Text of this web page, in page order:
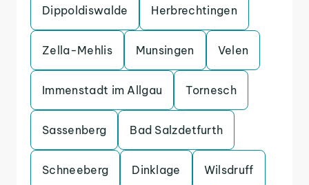
Dippoldiswalde Herbrechtingen
Zella-Mehlis Munsingen Velen
Immenstadt im Allgau Tornesch
Sassenberg Bad Salzdetfurth
Schneeberg Dinklage Wilsdruff